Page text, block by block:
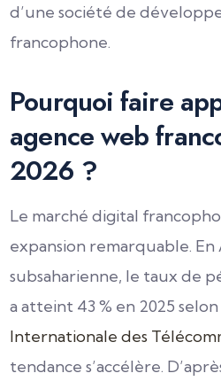
d’une société de
francophone.
Pourquoi faire
agence web
2026 ?
Le marché digital
expansion remarquable.
subsaharienne, le taux de
a atteint 43 % en 2025 selon
Internationale des
tendance s’accélère.